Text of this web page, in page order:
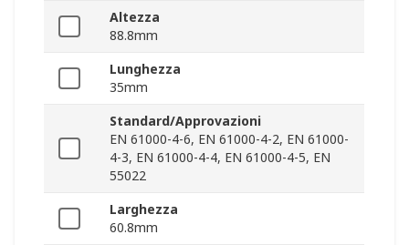
Altezza
88.8mm
Lunghezza
35mm
Standard/Approvazioni
EN 61000-4-6, EN 61000-4-2, EN 61000-
4-3, EN 61000-4-4, EN 61000-4-5, EN
55022
Larghezza
60.8mm